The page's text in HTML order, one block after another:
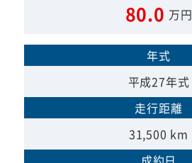
80.0 万円
年式
平成27年式
走行距離
31,500 km